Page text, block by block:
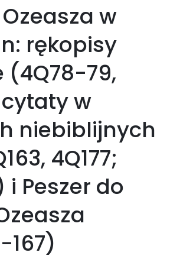
w
rękopisy
(4Q78-79,
w
niebiblijnych
4Q177;
i Peszer do
167)